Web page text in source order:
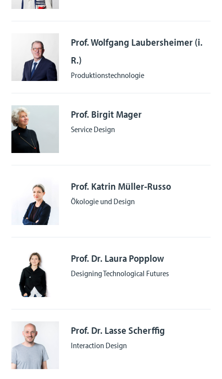
Prof. Wolfgang Laubersheimer (i.
R.)
Produktionstechnologie
Prof. Birgit Mager
Service Design
Prof. Katrin Müller-Russo
Ökologie und Design
Prof. Dr. Laura Popplow
Designing Technological Futures
Prof. Dr. Lasse Scherffig
Interaction Design